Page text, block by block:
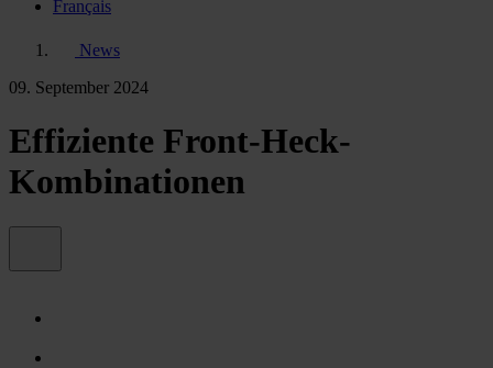
Français
News
09. September 2024
Effiziente Front-Heck-
Kombinationen